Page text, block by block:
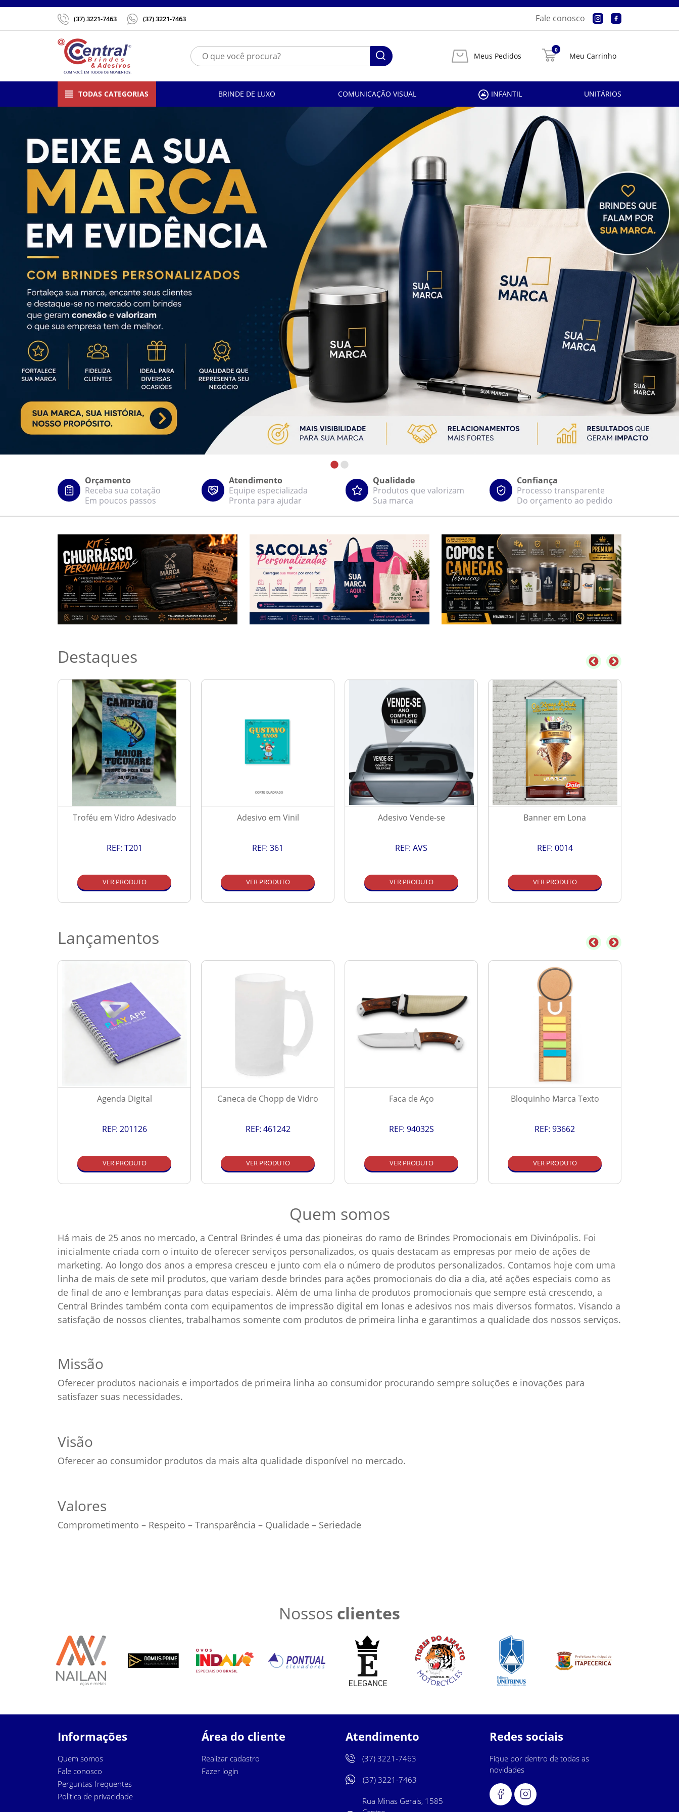
(37) 3221-7463 (37) 3221-7463 Fale conosco
Meus Pedidos
0
Meu Carrinho
TODAS CATEGORIAS BRINDE DE LUXO COMUNICAÇÃO VISUAL INFANTIL UNITÁRIOS
Orçamento
Receba sua cotação
Em poucos passos
Atendimento
Equipe especializada
Pronta para ajudar
Qualidade
Produtos que valorizam
Sua marca
Confiança
Processo transparente
Do orçamento ao pedido
Destaques
Troféu em Vidro Adesivado
REF: T201
VER PRODUTO
Adesivo em Vinil
REF: 361
VER PRODUTO
Adesivo Vende-se
REF: AVS
VER PRODUTO
Banner em Lona
REF: 0014
VER PRODUTO
Lançamentos
Agenda Digital
REF: 201126
VER PRODUTO
Caneca de Chopp de Vidro
REF: 461242
VER PRODUTO
Faca de Aço
REF: 94032S
VER PRODUTO
Bloquinho Marca Texto
REF: 93662
VER PRODUTO
Quem somos
Há mais de 25 anos no mercado, a Central Brindes é uma das pioneiras do ramo de Brindes Promocionais em Divinópolis. Foi
inicialmente criada com o intuito de oferecer serviços personalizados, os quais destacam as empresas por meio de ações de
marketing. Ao longo dos anos a empresa cresceu e junto com ela o número de produtos personalizados. Contamos hoje com uma
linha de mais de sete mil produtos, que variam desde brindes para ações promocionais do dia a dia, até ações especiais como as
de final de ano e lembranças para datas especiais. Além de uma linha de produtos promocionais que sempre está crescendo, a
Central Brindes também conta com equipamentos de impressão digital em lonas e adesivos nos mais diversos formatos. Visando a
satisfação de nossos clientes, trabalhamos somente com produtos de primeira linha e garantimos a qualidade dos nossos serviços.
Missão
Oferecer produtos nacionais e importados de primeira linha ao consumidor procurando sempre soluções e inovações para
satisfazer suas necessidades.
Visão
Oferecer ao consumidor produtos da mais alta qualidade disponível no mercado.
Valores
Comprometimento – Respeito – Transparência – Qualidade – Seriedade
Nossos clientes
Informações
Quem somos
Fale conosco
Perguntas frequentes
Política de privacidade
Área do cliente
Realizar cadastro
Fazer login
Atendimento
(37) 3221-7463
(37) 3221-7463
Rua Minas Gerais, 1585
Redes sociais
Fique por dentro de todas as
novidades